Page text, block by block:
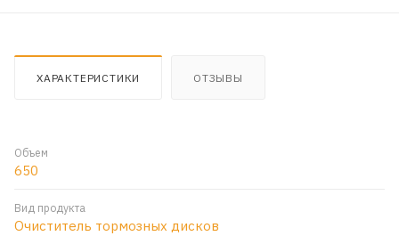
ХАРАКТЕРИСТИКИ ОТЗЫВЫ
Объем
650
Вид продукта
Очиститель тормозных дисков